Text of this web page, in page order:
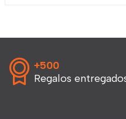
+500
Regalos